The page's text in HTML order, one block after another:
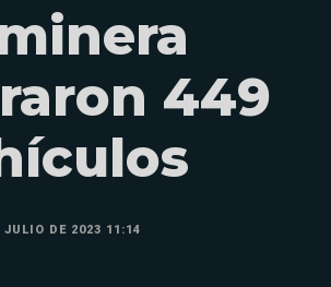
449
JULIO DE 2023 11:14